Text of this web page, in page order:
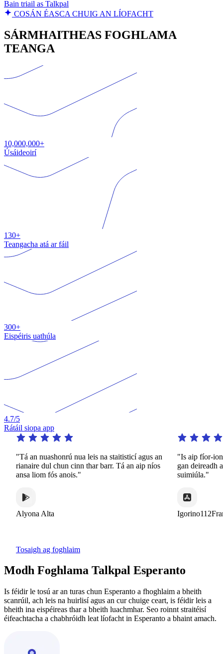
Bain triail as Talkpal
COSÁN ÉASCA CHUIG AN LÍOFACHT
SÁRMHAITHEAS FOGHLAMA
TEANGA
10,000,000+
Úsáideoirí
130+
Teangacha atá ar fáil
300+
Eispéiris uathúla
4.7/5
Rátáil siopa app
nua leis na staitisticí agus an
dul chun cinn thar barr. Tá an aip níos
fós anois."
"Is aip fíor-iontach é seo.
gan deireadh ar fáil ar
Igorino112France
Tosaigh ag foghlaim
Modh Foghlama Talkpal Esperanto
Is féidir le tosú ar an turas chun Esperanto a fhoghlaim a bheith
scanrúil, ach leis na huirlisí agus an cur chuige ceart, is féidir leis a
bheith ina eispéireas thar a bheith luachmhar. Seo roinnt straitéisí
éifeachtacha a chabhróidh leat líofacht in Esperanto a bhaint amach.